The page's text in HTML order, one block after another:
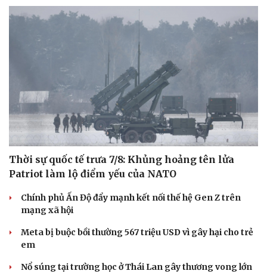
Thời sự quốc tế trưa 7/8: Khủng hoảng tên lửa
Patriot làm lộ điểm yếu của NATO
Chính phủ Ấn Độ đẩy mạnh kết nối thế hệ Gen Z trên
mạng xã hội
Meta bị buộc bồi thường 567 triệu USD vì gây hại cho trẻ
em
Nổ súng tại trường học ở Thái Lan gây thương vong lớn